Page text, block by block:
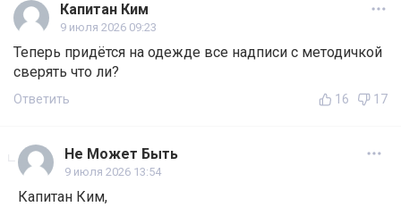
Капитан Ким
9 июля 2026 09:23
Теперь придётся на одежде все надписи с методичкой
сверять что ли?
Ответить 16 17
Не Может Быть
9 июля 2026 13:54
Капитан Ким,